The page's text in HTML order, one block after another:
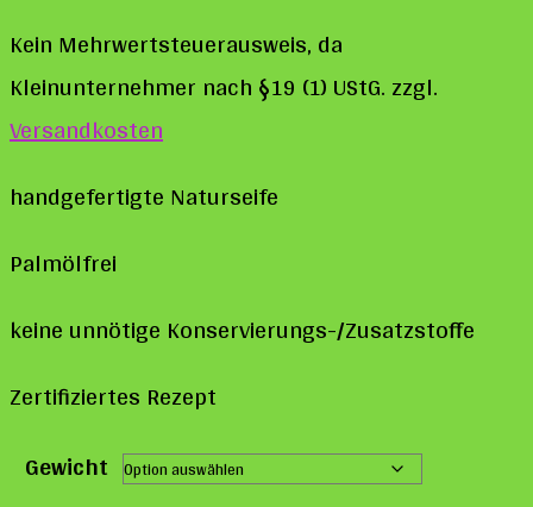
Kein Mehrwertsteuerausweis, da
Kleinunternehmer nach §19 (1) UStG.zzgl.
Versandkosten
handgefertigte Naturseife
Palmölfrei
keine unnötige Konservierungs-/Zusatzstoffe
Zertifiziertes Rezept
Gewicht